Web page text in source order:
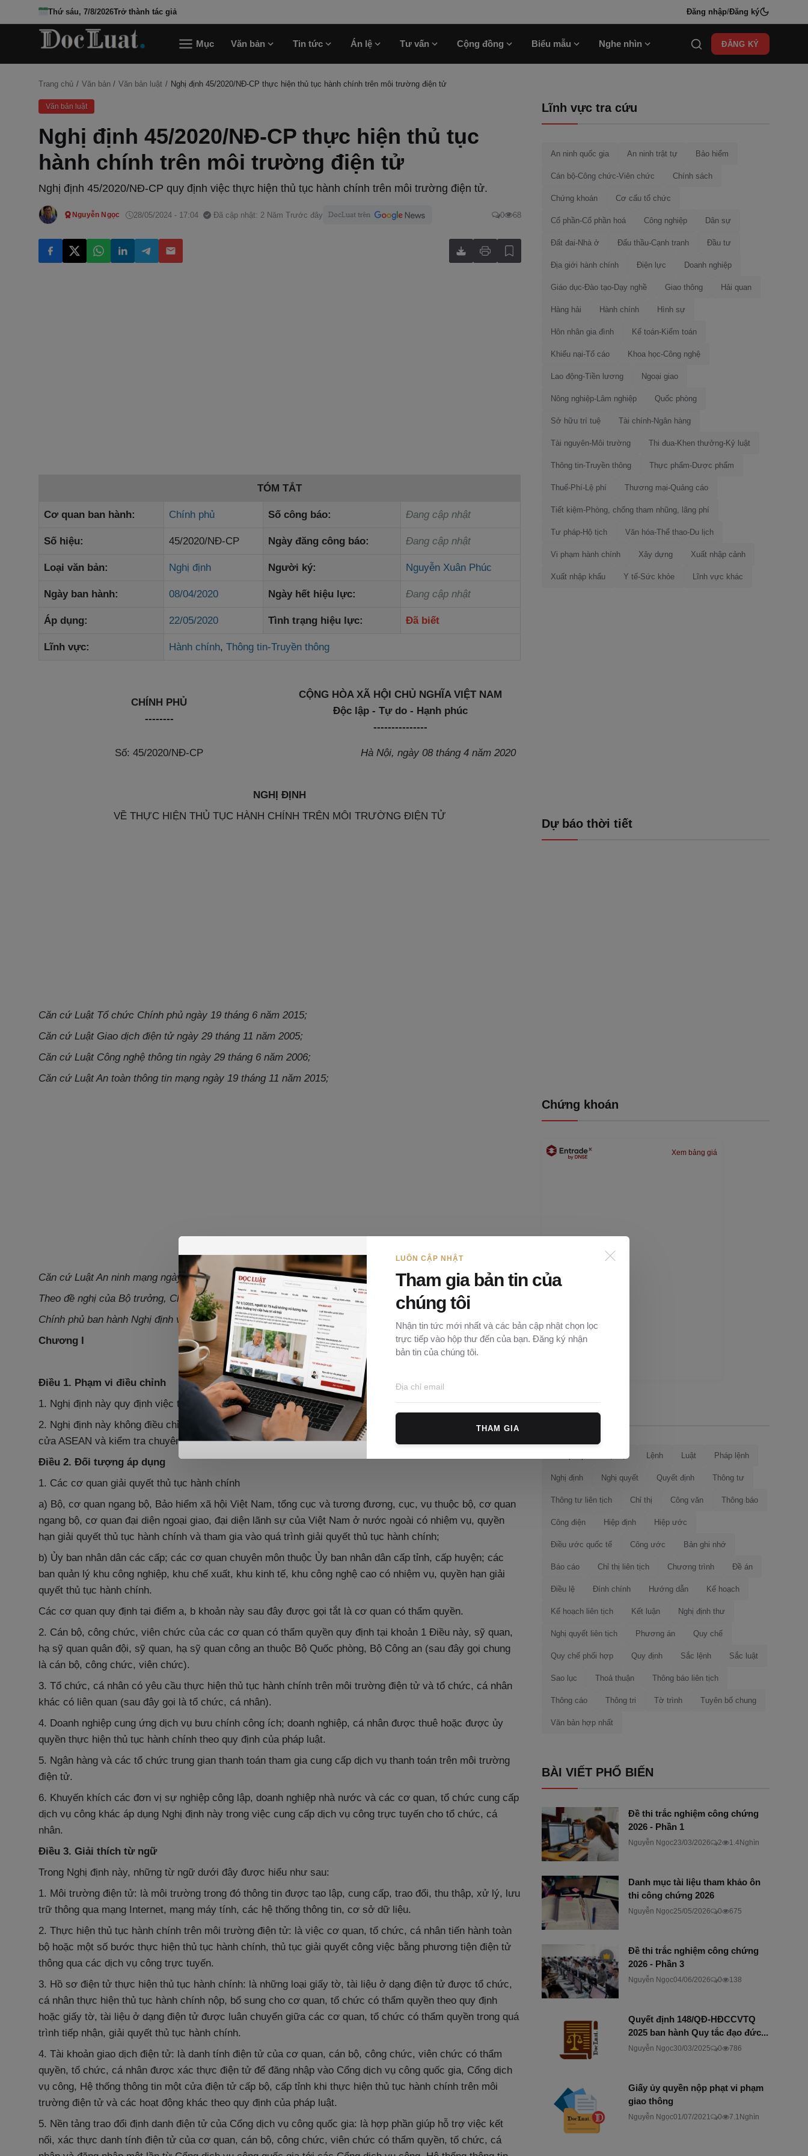
Thứ sáu, 7/8/2026Trở thành tác giả Đăng nhập/Đăng ký
Mục Văn bản Tin tức Án lệ Tư vấn Cộng đồng Biểu mẫu Nghe nhìn ĐĂNG KÝ
Trang chủ Văn bản Văn bản luật Nghị định 45/2020/NĐ-CP thực hiện thủ tục hành chính trên môi trường điện tử
Văn bản luật
Nghị định 45/2020/NĐ-CP thực hiện thủ tục
hành chính trên môi trường điện tử
Nghị định 45/2020/NĐ-CP quy định việc thực hiện thủ tục hành chính trên môi trường điện tử.
Nguyễn Ngọc 28/05/2024 - 17:04 Đã cập nhật: 2 Năm Trước đây 0 68
TÓM TẮT
Cơ quan ban hành: Chính phủ Số công báo: Đang cập nhật
Số hiệu: 45/2020/NĐ-CP Ngày đăng công báo: Đang cập nhật
Loại văn bản: Nghị định Người ký: Nguyễn Xuân Phúc
Ngày ban hành: 08/04/2020 Ngày hết hiệu lực: Đang cập nhật
Áp dụng: 22/05/2020 Tình trạng hiệu lực: Đã biết
Lĩnh vực: Hành chính, Thông tin-Truyền thông
CHÍNH PHỦ
--------
CỘNG HÒA XÃ HỘI CHỦ NGHĨA VIỆT NAM
Độc lập - Tự do - Hạnh phúc
---------------
Số: 45/2020/NĐ-CP Hà Nội, ngày 08 tháng 4 năm 2020
NGHỊ ĐỊNH
VỀ THỰC HIỆN THỦ TỤC HÀNH CHÍNH TRÊN MÔI TRƯỜNG ĐIỆN TỬ
Căn cứ Luật Tổ chức Chính phủ ngày 19 tháng 6 năm 2015;
Căn cứ Luật Giao dịch điện tử ngày 29 tháng 11 năm 2005;
Căn cứ Luật Công nghệ thông tin ngày 29 tháng 6 năm 2006;
Căn cứ Luật An toàn thông tin mạng ngày 19 tháng 11 năm 2015;
Căn cứ Luật An ninh mạng ngày 12 tháng 6 năm 2018;
Theo đề nghị của Bộ trưởng, Chủ nhiệm Văn phòng Chính phủ;
Chính phủ ban hành Nghị định về thực hiện thủ tục hành chính trên môi trường điện tử.
Chương I
NHỮNG QUY ĐỊNH CHUNG
Điều 1. Phạm vi điều chỉnh
1. Nghị định này quy định việc thực hiện thủ tục hành chính trên môi trường điện tử.
2. Nghị định này không điều chỉnh việc thực hiện thủ tục hành chính theo cơ chế một cửa quốc gia, một
cửa ASEAN và kiểm tra chuyên ngành đối với hàng hóa xuất khẩu, nhập khẩu.
Điều 2. Đối tượng áp dụng
1. Các cơ quan giải quyết thủ tục hành chính
a) Bộ, cơ quan ngang bộ, Bảo hiểm xã hội Việt Nam, tổng cục và tương đương, cục, vụ thuộc bộ, cơ quan
ngang bộ, cơ quan đại diện ngoại giao, đại diện lãnh sự của Việt Nam ở nước ngoài có nhiệm vụ, quyền
hạn giải quyết thủ tục hành chính và tham gia vào quá trình giải quyết thủ tục hành chính;
b) Ủy ban nhân dân các cấp; các cơ quan chuyên môn thuộc Ủy ban nhân dân cấp tỉnh, cấp huyện; các
ban quản lý khu công nghiệp, khu chế xuất, khu kinh tế, khu công nghệ cao có nhiệm vụ, quyền hạn giải
quyết thủ tục hành chính.
Các cơ quan quy định tại điểm a, b khoản này sau đây được gọi tắt là cơ quan có thẩm quyền.
2. Cán bộ, công chức, viên chức của các cơ quan có thẩm quyền quy định tại khoản 1 Điều này, sỹ quan,
hạ sỹ quan quân đội, sỹ quan, hạ sỹ quan công an thuộc Bộ Quốc phòng, Bộ Công an (sau đây gọi chung
là cán bộ, công chức, viên chức).
3. Tổ chức, cá nhân có yêu cầu thực hiện thủ tục hành chính trên môi trường điện tử và tổ chức, cá nhân
khác có liên quan (sau đây gọi là tổ chức, cá nhân).
4. Doanh nghiệp cung ứng dịch vụ bưu chính công ích; doanh nghiệp, cá nhân được thuê hoặc được ủy
quyền thực hiện thủ tục hành chính theo quy định của pháp luật.
5. Ngân hàng và các tổ chức trung gian thanh toán tham gia cung cấp dịch vụ thanh toán trên môi trường
điện tử.
6. Khuyến khích các đơn vị sự nghiệp công lập, doanh nghiệp nhà nước và các cơ quan, tổ chức cung cấp
dịch vụ công khác áp dụng Nghị định này trong việc cung cấp dịch vụ công trực tuyến cho tổ chức, cá
nhân.
Điều 3. Giải thích từ ngữ
Trong Nghị định này, những từ ngữ dưới đây được hiểu như sau:
1. Môi trường điện tử: là môi trường trong đó thông tin được tạo lập, cung cấp, trao đổi, thu thập, xử lý, lưu
trữ thông qua mạng Internet, mạng máy tính, các hệ thống thông tin, cơ sở dữ liệu.
2. Thực hiện thủ tục hành chính trên môi trường điện tử: là việc cơ quan, tổ chức, cá nhân tiến hành toàn
bộ hoặc một số bước thực hiện thủ tục hành chính, thủ tục giải quyết công việc bằng phương tiện điện tử
thông qua các dịch vụ công trực tuyến.
3. Hồ sơ điện tử thực hiện thủ tục hành chính: là những loại giấy tờ, tài liệu ở dạng điện tử được tổ chức,
cá nhân thực hiện thủ tục hành chính nộp, bổ sung cho cơ quan, tổ chức có thẩm quyền theo quy định
hoặc giấy tờ, tài liệu ở dạng điện tử được luân chuyển giữa các cơ quan, tổ chức có thẩm quyền trong quá
trình tiếp nhận, giải quyết thủ tục hành chính.
4. Tài khoản giao dịch điện tử: là danh tính điện tử của cơ quan, cán bộ, công chức, viên chức có thẩm
quyền, tổ chức, cá nhân được xác thực điện tử để đăng nhập vào Cổng dịch vụ công quốc gia, Cổng dịch
vụ công, Hệ thống thông tin một cửa điện tử cấp bộ, cấp tỉnh khi thực hiện thủ tục hành chính trên môi
trường điện tử và các hoạt động khác theo quy định của pháp luật.
5. Nền tảng trao đổi định danh điện tử của Cổng dịch vụ công quốc gia: là hợp phần giúp hỗ trợ việc kết
nối, xác thực danh tính điện tử của cơ quan, cán bộ, công chức, viên chức có thẩm quyền, tổ chức, cá
Lĩnh vực tra cứu
An ninh quốc gia An ninh trật tự Bảo hiểm
Cán bộ-Công chức-Viên chức Chính sách
Chứng khoán Cơ cấu tổ chức
Cổ phần-Cổ phần hoá Công nghiệp Dân sự
Đất đai-Nhà ở Đấu thầu-Cạnh tranh Đầu tư
Địa giới hành chính Điện lực Doanh nghiệp
Giáo dục-Đào tạo-Dạy nghề Giao thông Hải quan
Hàng hải Hành chính Hình sự
Hôn nhân gia đình Kế toán-Kiểm toán
Khiếu nại-Tố cáo Khoa học-Công nghệ
Lao động-Tiền lương Ngoại giao
Nông nghiệp-Lâm nghiệp Quốc phòng
Sở hữu trí tuệ Tài chính-Ngân hàng
Tài nguyên-Môi trường Thi đua-Khen thưởng-Kỷ luật
Thông tin-Truyền thông Thực phẩm-Dược phẩm
Thuế-Phí-Lệ phí Thương mại-Quảng cáo
Tiết kiệm-Phòng, chống tham nhũng, lãng phí
Tư pháp-Hộ tịch Văn hóa-Thể thao-Du lịch
Vi phạm hành chính Xây dựng Xuất nhập cảnh
Xuất nhập khẩu Y tế-Sức khỏe Lĩnh vực khác
Dự báo thời tiết
Chứng khoán
Xem bảng giá
Loại văn bản
Lệnh Luật Pháp lệnh
Nghị định Nghị quyết Quyết định Thông tư
Thông tư liên tịch Chỉ thị Công văn Thông báo
Công điện Hiệp định Hiệp ước
Điều ước quốc tế Công ước Bản ghi nhớ
Báo cáo Chỉ thị liên tịch Chương trình Đề án
Điều lệ Đính chính Hướng dẫn Kế hoạch
Kế hoạch liên tịch Kết luận Nghị định thư
Nghị quyết liên tịch Phương án Quy chế
Quy chế phối hợp Quy định Sắc lệnh Sắc luật
Sao lục Thoả thuận Thông báo liên tịch
Thông cáo Thông tri Tờ trình Tuyên bố chung
Văn bản hợp nhất
BÀI VIẾT PHỔ BIẾN
Đề thi trắc nghiệm công chứng
2026 - Phần 1
Nguyễn Ngọc23/03/2026 2 1.4Nghìn
Danh mục tài liệu tham khảo ôn
thi công chứng 2026
Nguyễn Ngọc25/05/2026 0 675
Đề thi trắc nghiệm công chứng
2026 - Phần 3
Nguyễn Ngọc04/06/2026 0 138
Quyết định 148/QĐ-HĐCCVTQ
2025 ban hành Quy tắc đạo đức...
Nguyễn Ngọc30/03/2025 0 786
Giấy ủy quyền nộp phạt vi phạm
giao thông
Nguyễn Ngọc01/07/2021 0 7.1Nghìn
LUÔN CẬP NHẬT
Tham gia bản tin của
chúng tôi
Nhận tin tức mới nhất và các bản cập nhật chọn lọc
trực tiếp vào hộp thư đến của bạn. Đăng ký nhận
bản tin của chúng tôi.
THAM GIA